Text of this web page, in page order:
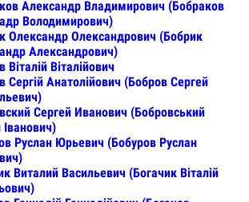
Александр Владимирович (Бобраков
Володимирович)
Олександр Олександрович (Бобрик
Александрович)
Віталій Віталійович
Сергій Анатолійович (Бобров Сергей
Сергей Иванович (Бобровський
Іванович)
Руслан Юрьевич (Бобуров Руслан
Виталий Васильевич (Богачик Віталій